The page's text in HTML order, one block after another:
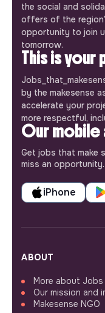
the social and
offers of the
opportunity to join
tomorrow.
This is your
by the makesense
accelerate your
more respectful,
Our mobile
Get jobs that make
miss an opportunity.
iPhone
ABOUT
More about Jobs
Our mission and
Makesense NGO